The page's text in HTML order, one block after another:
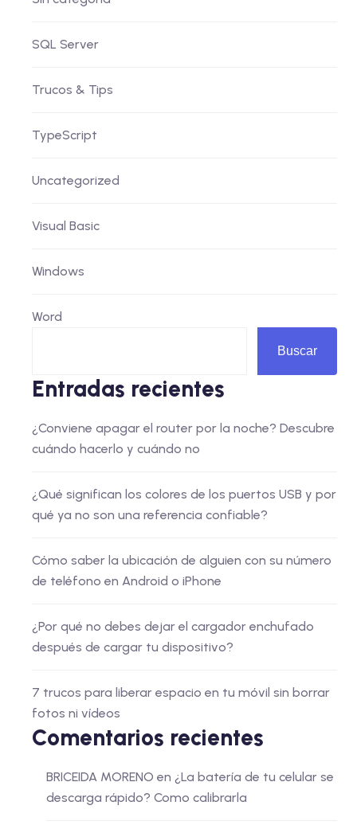
SQL Server
Trucos & Tips
TypeScript
Uncategorized
Visual Basic
Windows
Word
Buscar
Entradas recientes
¿Conviene apagar el router por la noche? Descubre
cuándo hacerlo y cuándo no
¿Qué significan los colores de los puertos USB y por
qué ya no son una referencia confiable?
Cómo saber la ubicación de alguien con su número
de teléfono en Android o iPhone
¿Por qué no debes dejar el cargador enchufado
después de cargar tu dispositivo?
7 trucos para liberar espacio en tu móvil sin borrar
fotos ni vídeos
Comentarios recientes
BRICEIDA MORENO en ¿La batería de tu celular se
descarga rápido? Como calibrarla